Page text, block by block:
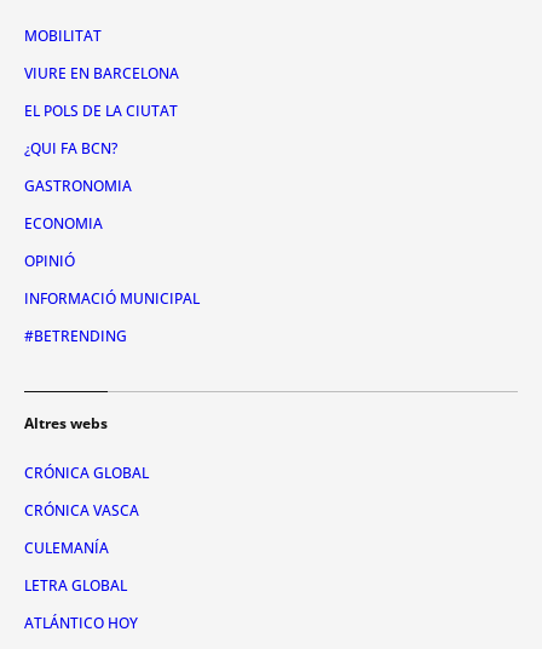
MOBILITAT
VIURE EN BARCELONA
EL POLS DE LA CIUTAT
¿QUI FA BCN?
GASTRONOMIA
ECONOMIA
OPINIÓ
INFORMACIÓ MUNICIPAL
#BETRENDING
Altres webs
CRÓNICA GLOBAL
CRÓNICA VASCA
CULEMANÍA
LETRA GLOBAL
ATLÁNTICO HOY